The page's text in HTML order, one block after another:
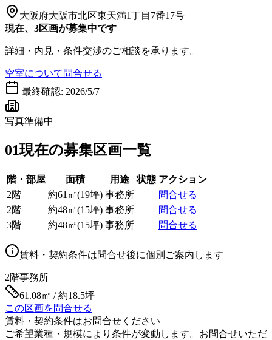
大阪府大阪市北区東天満1丁目7番17号
現在、3区画が募集中です
詳細・内見・条件交渉のご相談を承ります。
空室について問合せる
最終確認: 2026/5/7
写真準備中
01現在の募集区画一覧
階・部屋 面積 用途 状態 アクション
2階
約61 ㎡(19坪) 事務所 —
問合せる
2階
約48㎡(15坪) 事務所 —
問合せる
3階
約48㎡(15坪) 事務所 — 問合せる
賃料・契約条件は問合せ後に個別ご案内します
2階事務所
61.08㎡ / 約18.5坪
この区画を問合せる
賃料・契約条件はお問合せください
ご希望業種・規模により条件が変動します。お問合せいただ